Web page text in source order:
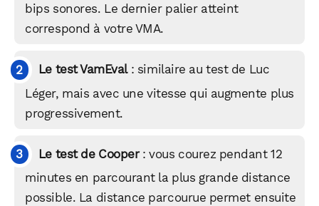
bips sonores. Le dernier palier atteint
correspond à votre VMA.
Le test VamEval: similaire au test de Luc
Léger, mais avec une vitesse qui augmente plus
progressivement.
Le test de Cooper: vous courez pendant 12
minutes en parcourant la plus grande distance
possible. La distance parcourue permet ensuite